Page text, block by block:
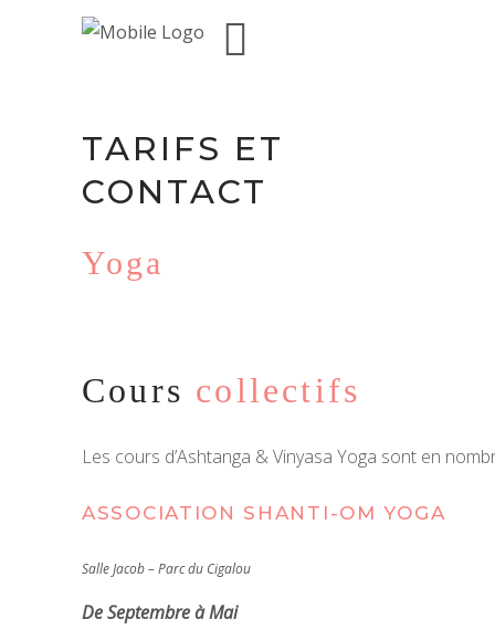
TARIFS ET
CONTACT
Yoga
Cours collectifs
Les cours d’Ashtanga & Vinyasa Yoga sont en
ASSOCIATION SHANTI-OM YOGA
Salle Jacob – Parc du Cigalou
De Septembre à Mai